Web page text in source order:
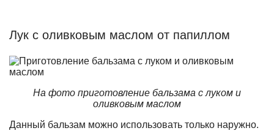
Лук с оливковым маслом от папиллом
На фото приготовление бальзама с луком и
оливковым маслом
Данный бальзам можно использовать только наружно.